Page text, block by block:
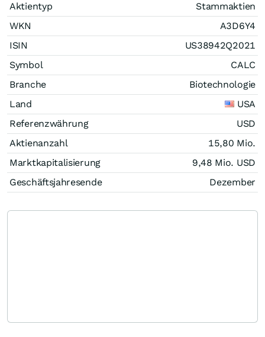
Aktientyp
Stammaktien
WKN
A3D6Y4
ISIN
US38942Q2021
Symbol
CALC
Branche
Biotechnologie
Land
USA
Referenzwährung
USD
Aktienanzahl
15,80 Mio.
Marktkapitalisierung
9,48 Mio. USD
Geschäftsjahresende
Dezember